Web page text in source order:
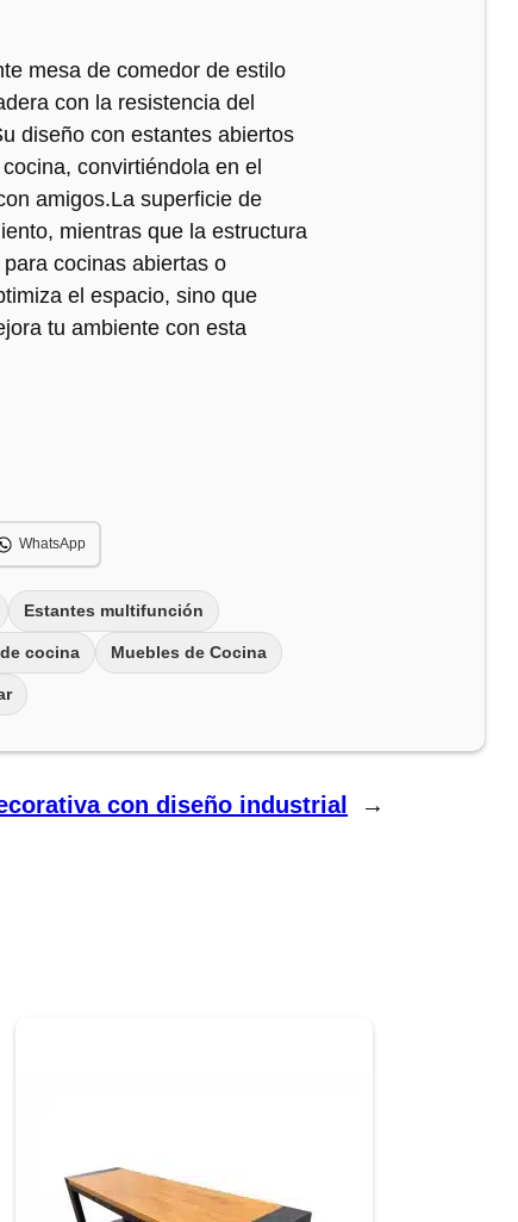
mesa de comedor de estilo
con la resistencia del
diseño con estantes abiertos
convirtiéndola en el
amigos.La superficie de
mientras que la estructura
cocinas abiertas o
el espacio, sino que
tu ambiente con esta
WhatsApp
Estantes multifunción
cocina Muebles de Cocina
con diseño industrial →